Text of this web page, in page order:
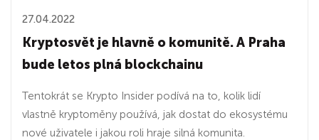
27.04.2022
Kryptosvět je hlavně o komunitě. A Praha
bude letos plná blockchainu
Tentokrát se Krypto Insider podívá na to, kolik lidí
vlastně kryptoměny používá, jak dostat do ekosystému
nové uživatele i jakou roli hraje silná komunita.